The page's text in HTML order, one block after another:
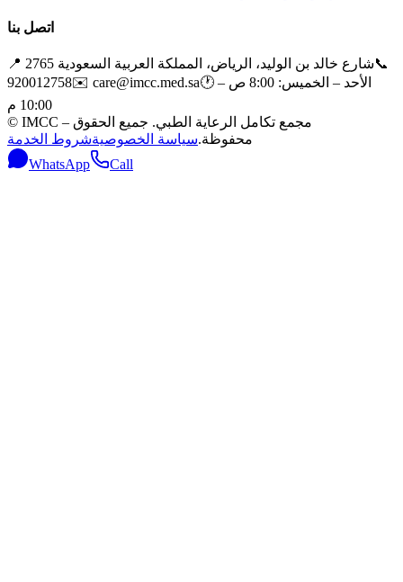
اتصل بنا
📍 2765 شارع خالد بن الوليد، الرياض، المملكة العربية السعودية📞
920012758✉️ care@imcc.med.sa🕐 الأحد – الخميس: 8:00 ص –
10:00 م
© IMCC – مجمع تكامل الرعاية الطبي. جميع الحقوق
محفوظة.سياسة الخصوصيةشروط الخدمة
WhatsApp
Call